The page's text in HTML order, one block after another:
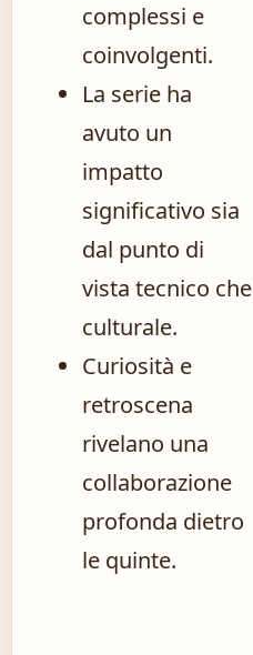
complessi e
coinvolgenti.
La serie ha
avuto un
impatto
significativo sia
dal punto di
vista tecnico che
culturale.
Curiosità e
retroscena
rivelano una
collaborazione
profonda dietro
le quinte.